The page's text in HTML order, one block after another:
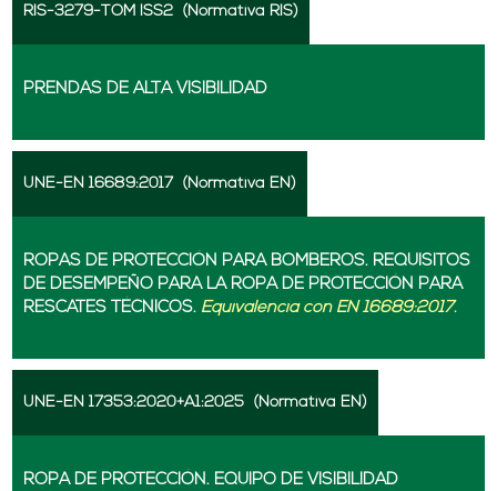
RIS-3279-TOM ISS2 (Normativa RIS)
PRENDAS DE ALTA VISIBILIDAD
UNE-EN 16689:2017 (Normativa EN)
ROPAS DE PROTECCIÓN PARA BOMBEROS. REQUISITOS
DE DESEMPEÑO PARA LA ROPA DE PROTECCIÓN PARA
RESCATES TÉCNICOS. Equivalencia con EN 16689:2017.
UNE-EN 17353:2020+A1:2025 (Normativa EN)
ROPA DE PROTECCIÓN. EQUIPO DE VISIBILIDAD